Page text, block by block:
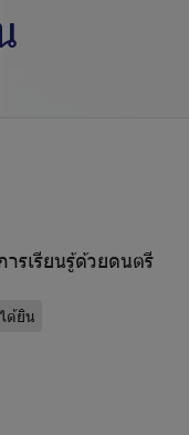
รเรียนรู้ด้วยดนตรี
ด้ยิน